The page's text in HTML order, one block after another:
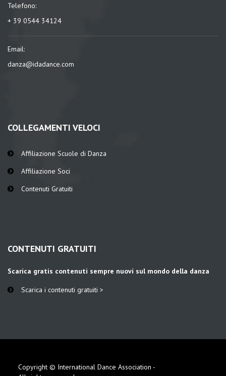
Telefono:
+ 39 0544 34124
Email:
danza@idadance.com
COLLEGAMENTI VELOCI
Affiliazione Scuole di Danza
Affiliazione Soci
Contenuti Gratuiti
CONTENUTI GRATUITI
Scarica gratis contenuti sempre nuovi sul mondo della danza
Scarica i contenuti gratuiti >
Copyright © International Dance Association -